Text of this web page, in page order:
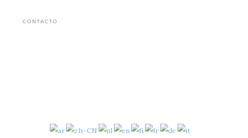
CONTACTO